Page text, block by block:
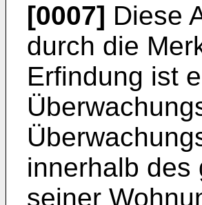
[0007] Diese
durch die
Erfindung ist
innerhalb des
seiner